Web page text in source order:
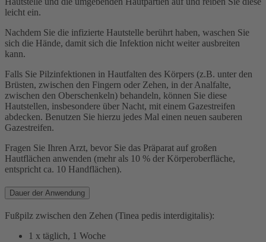
leicht ein.
Nachdem Sie die infizierte Hautstelle berührt haben, waschen Sie
sich die Hände, damit sich die Infektion nicht weiter ausbreiten
kann.
Falls Sie Pilzinfektionen in Hautfalten des Körpers (z.B. unter den
Brüsten, zwischen den Fingern oder Zehen, in der Analfalte,
zwischen den Oberschenkeln) behandeln, können Sie diese
Hautstellen, insbesondere über Nacht, mit einem Gazestreifen
abdecken. Benutzen Sie hierzu jedes Mal einen neuen sauberen
Gazestreifen.
Fragen Sie Ihren Arzt, bevor Sie das Präparat auf großen
Hautflächen anwenden (mehr als 10 % der Körperoberfläche,
entspricht ca. 10 Handflächen).
Dauer der Anwendung
Fußpilz zwischen den Zehen (Tinea pedis interdigitalis):
1 x täglich, 1 Woche